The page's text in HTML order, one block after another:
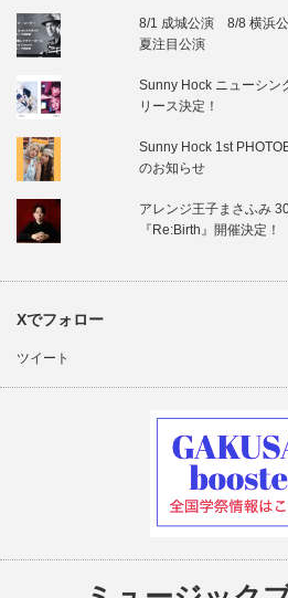
8/1 成城公演 8/8 横浜
夏注目公演
Sunny Hock ニューシン
リース決定！
Sunny Hock 1st
のお知らせ
アレンジ王子まさふみ
『Re:Birth』開催決定！
Xでフォロー
ツイート